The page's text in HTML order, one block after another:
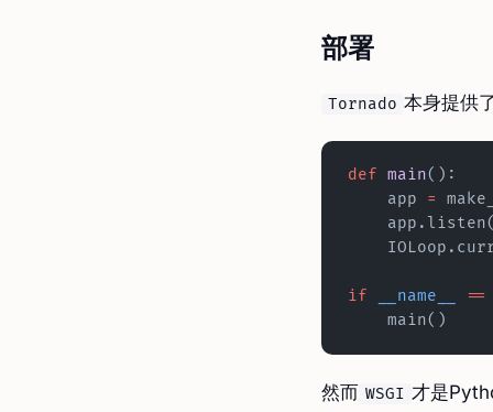
部署
Tornado 本身提供
def main():
    app
=
if __name__ ==
    main()
然而 WSGI 才是